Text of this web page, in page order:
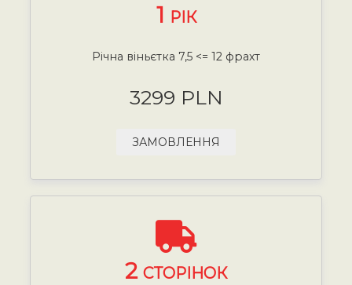
1 РІК
Річна віньєтка 7,5 <= 12 фрахт
3299 PLN
ЗАМОВЛЕННЯ
2 СТОРІНОК